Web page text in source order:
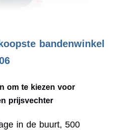
bandenwinkel
om te kiezen voor
prijsvechter
in de buurt, 500